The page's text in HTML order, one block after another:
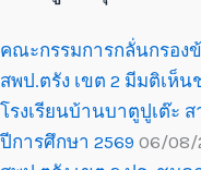
คณะกรรมการกลั่นกรอง
สพป.ตรัง เขต 2 มีมติเห็
โรงเรียนบ้านบาตูปูเต๊ะ
ปีการศึกษา 2569 06/08/